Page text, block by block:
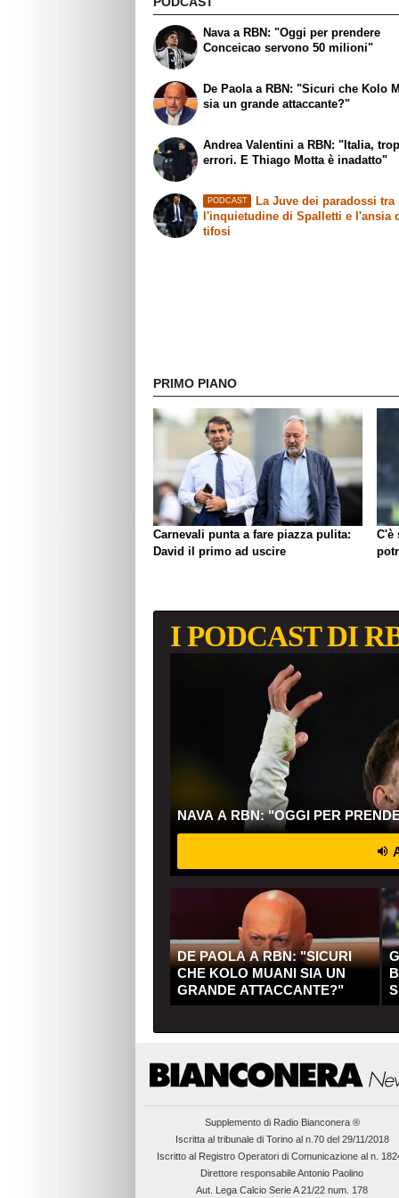
Nava a RBN: "Oggi per prendere
Conceicao servono 50 milioni"
De Paola a RBN: "Sicuri che Kolo
sia un grande attaccante?"
Andrea Valentini a RBN: "Italia,
errori. E Thiago Motta è inadatto"
PODCAST
La Juve dei paradossi tra
l'inquietudine di Spalletti e l'ansia
tifosi
PRIMO PIANO
Carnevali punta a fare piazza pulita:
David il primo ad uscire
C'è
I PODCAST DI
NAVA A RBN: "OGGI PER
DE PAOLA A RBN: "SICURI
CHE KOLO MUANI SIA UN
GRANDE ATTACCANTE?"
Supplemento di Radio Bianconera ®
Iscritta al tribunale di Torino al n.70 del 29/11/2018
Iscritto al Registro Operatori di Comunicazione al n.
Direttore responsabile Antonio Paolino
Aut. Lega Calcio Serie A 21/22 num. 178